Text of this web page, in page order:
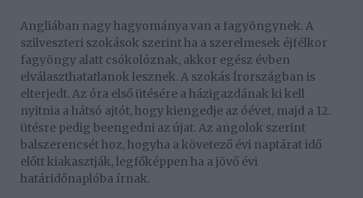
Angliában nagy hagyománya van a fagyöngynek. A
szilveszteri szokások szerint ha a szerelmesek éjfélkor
fagyöngy alatt csókolóznak, akkor egész évben
elválaszthatatlanok lesznek. A szokás Írországban is
elterjedt. Az óra első ütésére a házigazdának ki kell
nyitnia a hátsó ajtót, hogy kiengedje az óévet, majd a 12.
ütésre pedig beengedni az újat. Az angolok szerint
balszerencsét hoz, hogyha a követező évi naptárat idő
előtt kiakasztják, legfőképpen ha a jövő évi
határidőnaplóba írnak.